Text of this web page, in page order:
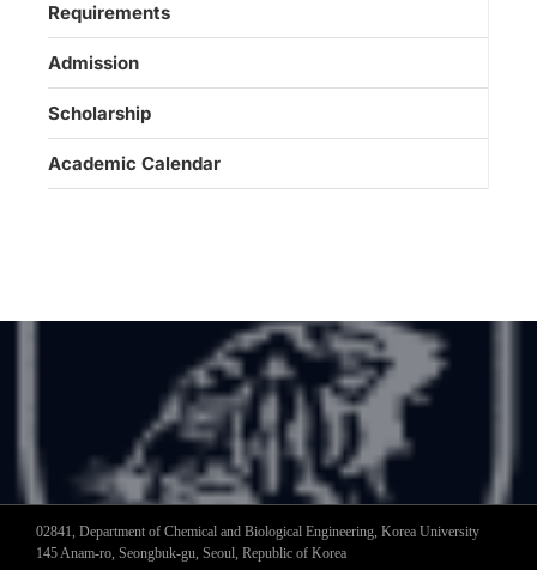
Requirements
Admission
Scholarship
Academic Calendar
02841, Department of Chemical and Biological Engineering, Korea University
145 Anam-ro, Seongbuk-gu, Seoul, Republic of Korea